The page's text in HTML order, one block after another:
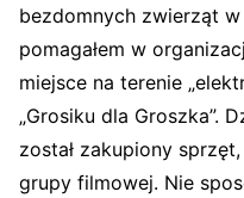
bezdomnych zwierząt
pomagałem w
miejsce na terenie
„Grosiku dla Groszka”.
został zakupiony
grupy filmowej. Nie